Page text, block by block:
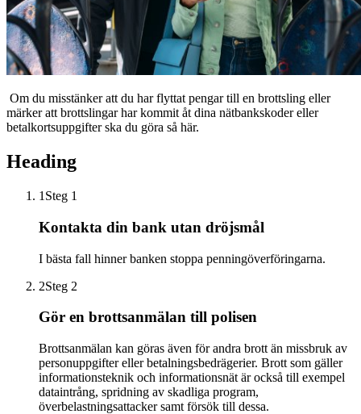
Om du misstänker att du har flyttat pengar till en brottsling eller
märker att brottslingar har kommit åt dina nätbankskoder eller
betalkortsuppgifter ska du göra så här.
Heading
1 Steg 1
Kontakta din bank utan dröjsmål
I bästa fall hinner banken stoppa penningöverföringarna.
2Steg 2
Gör en brottsanmälan till polisen
Brottsanmälan kan göras även för andra brott än missbruk av
personuppgifter eller betalningsbedrägerier. Brott som gäller
informationsteknik och informationsnät är också till exempel
dataintrång, spridning av skadliga program,
överbelastningsattacker samt försök till dessa.